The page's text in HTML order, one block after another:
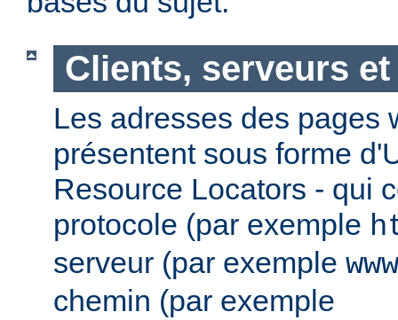
Clients, serveurs et
Les adresses des pages
présentent sous forme
Resource Locators - qui
protocole (par exemple
serveur (par exemple
chemin (par exemple